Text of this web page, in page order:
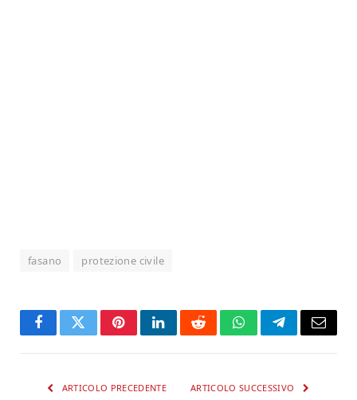
fasano protezione civile
FacebookTwitterPinterestLinkedInRedditWhatsAppTelegramEmail
ARTICOLO PRECEDENTE ARTICOLO SUCCESSIVO